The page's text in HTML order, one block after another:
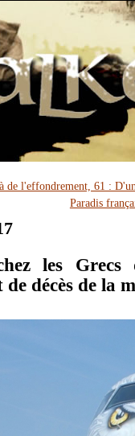
de l'effondrement, 61 :
Paradis
les
décès de la